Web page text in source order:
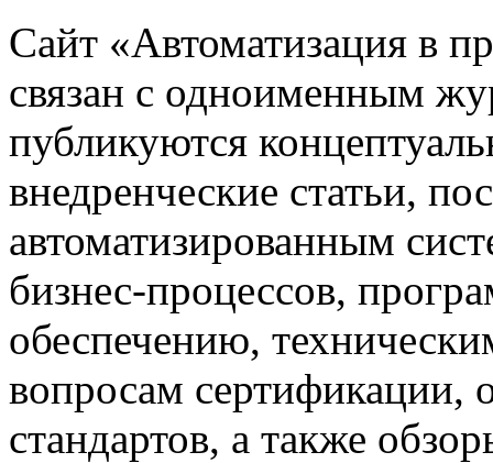
Сайт «Автоматизация в
связан с одноименным
публикуются
внедренческие статьи,
автоматизированным
бизнес-процессов,
обеспечению,
вопросам
стандартов, а также